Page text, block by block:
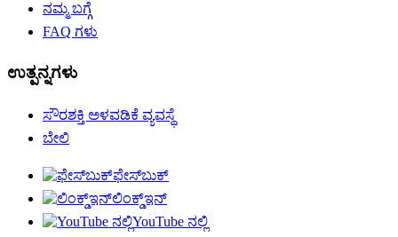
ನಮ್ಮ ಬಗ್ಗೆ
FAQ ಗಳು
ಉತ್ಪನ್ನಗಳು
ಸೌರಶಕ್ತಿ ಅಳವಡಿಕೆ ವ್ಯವಸ್ಥೆ
ಬೇಲಿ
ಫೇಸ್‌ಬುಕ್
ಲಿಂಕ್ಡ್ಇನ್
YouTube ನಲ್ಲಿ